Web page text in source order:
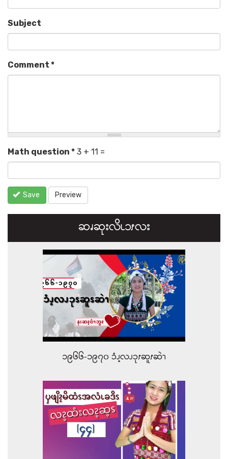
Subject
Comment *
Math question * 3 + 11 =
Save Preview
ဆၧဆုးလိၬ၁ၭလး
၁၉၆၆-၁၉၇၀ ၥံၪ့လၪၥုၭဆူၭဆဲၫ